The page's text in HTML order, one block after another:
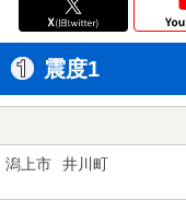
震度1
潟上市 井川町